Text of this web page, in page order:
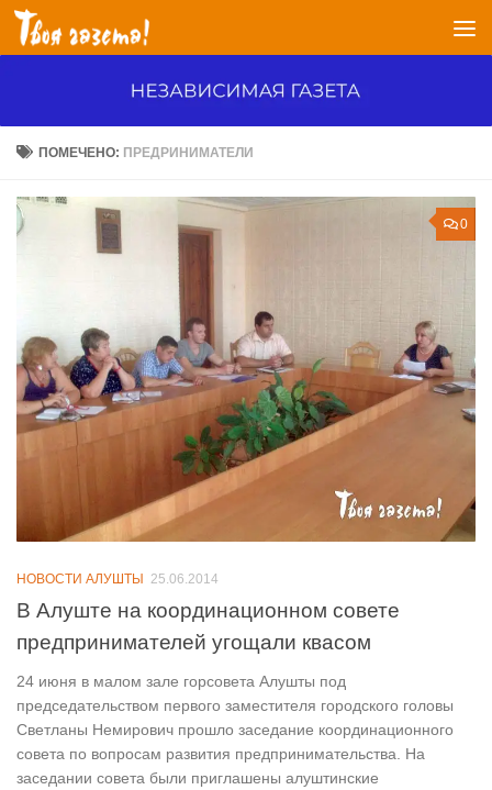
Перейти к содержимому
ПОМЕЧЕНО: ПРЕДРИНИМАТЕЛИ
0
НОВОСТИ АЛУШТЫ 25.06.2014
В Алуште на координационном совете
предпринимателей угощали квасом
24 июня в малом зале горсовета Алушты под
председательством первого заместителя городского головы
Светланы Немирович прошло заседание координационного
совета по вопросам развития предпринимательства. На
заседании совета были приглашены алуштинские